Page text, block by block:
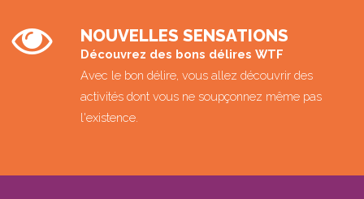
NOUVELLES SENSATIONS
Découvrez des bons délires WTF
Avec le bon délire, vous allez découvrir des
activités dont vous ne soupçonnez même pas
l'existence.